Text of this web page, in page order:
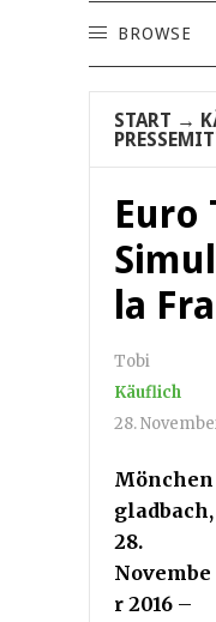
BROWSE
START →
Euro
la
Tobi
Käuflich
28.
Mönchen
gladbach,
28.
Novembe
r 2016 –